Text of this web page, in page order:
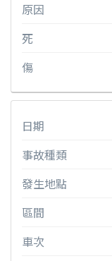
原因
死
傷
日期
事故種類
發生地點
區間
車次